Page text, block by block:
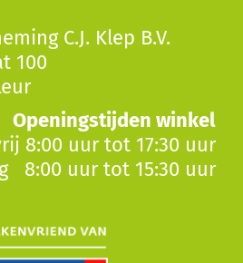
C.J. Klep B.V.
100
Openingstijden winkel
8:00 uur tot 17:30 uur
8:00 uur tot 15:30 uur